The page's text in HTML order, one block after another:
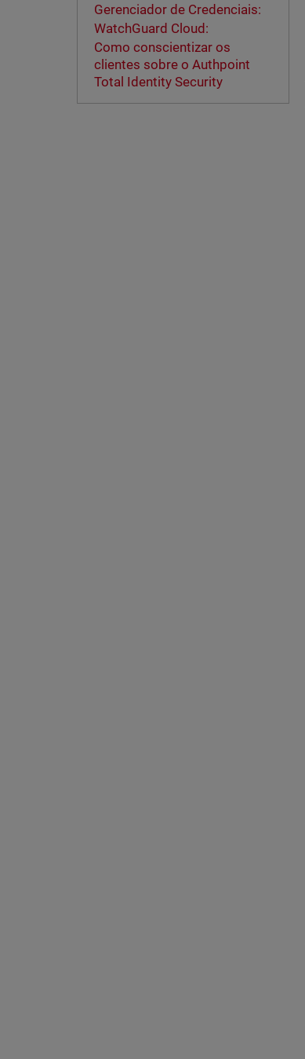
Gerenciador de Credenciais:
WatchGuard Cloud:
Como conscientizar os
clientes sobre o Authpoint
Total Identity Security